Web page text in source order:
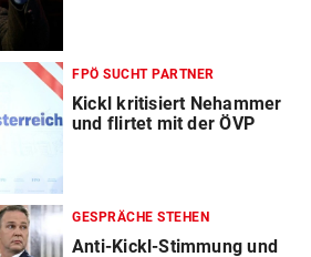
FPÖ SUCHT PARTNER
Kickl kritisiert Nehammer
und flirtet mit der ÖVP
GESPRÄCHE STEHEN
Anti-Kickl-Stimmung und